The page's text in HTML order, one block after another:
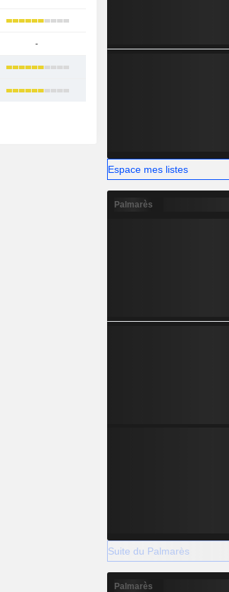
-
Espace mes listes
Palmarès
Suite du Palmarès
Palmarès